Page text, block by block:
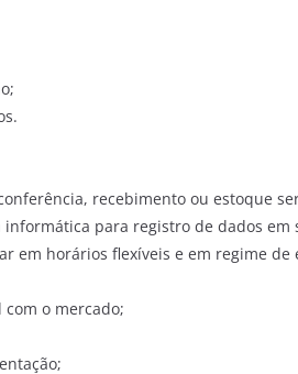
recebimento ou estoque
informática para registro de dados em
em horários flexíveis e em regime de
com o mercado;